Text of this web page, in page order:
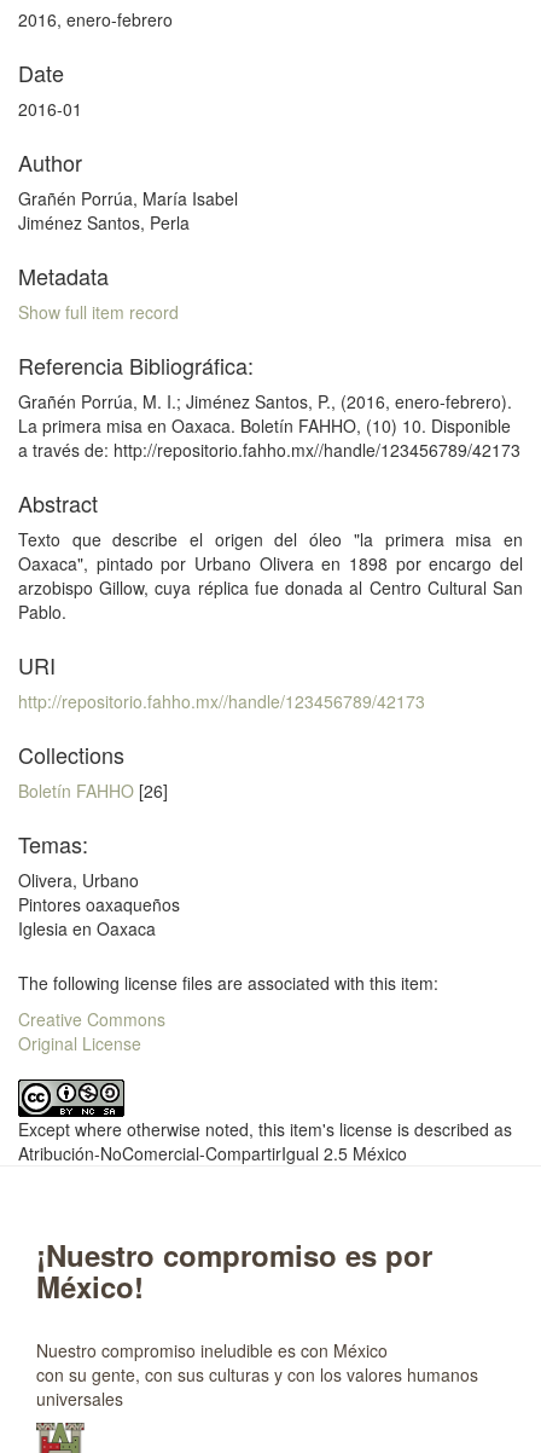
2016, enero-febrero
Date
2016-01
Author
Grañén Porrúa, María Isabel
Jiménez Santos, Perla
Metadata
Show full item record
Referencia Bibliográfica:
Grañén Porrúa, M. I.; Jiménez Santos, P., (2016, enero-febrero).
La primera misa en Oaxaca. Boletín FAHHO, (10) 10. Disponible
a través de: http://repositorio.fahho.mx//handle/123456789/42173
Abstract
Texto que describe el origen del óleo "la primera misa en
Oaxaca", pintado por Urbano Olivera en 1898 por encargo del
arzobispo Gillow, cuya réplica fue donada al Centro Cultural San
Pablo.
URI
http://repositorio.fahho.mx//handle/123456789/42173
Collections
Boletín FAHHO [26]
Temas:
Olivera, Urbano
Pintores oaxaqueños
Iglesia en Oaxaca
The following license files are associated with this item:
Creative Commons
Original License
Except where otherwise noted, this item's license is described as
Atribución-NoComercial-CompartirIgual 2.5 México
¡Nuestro compromiso es por
México!
Nuestro compromiso ineludible es con México
con su gente, con sus culturas y con los valores humanos
universales